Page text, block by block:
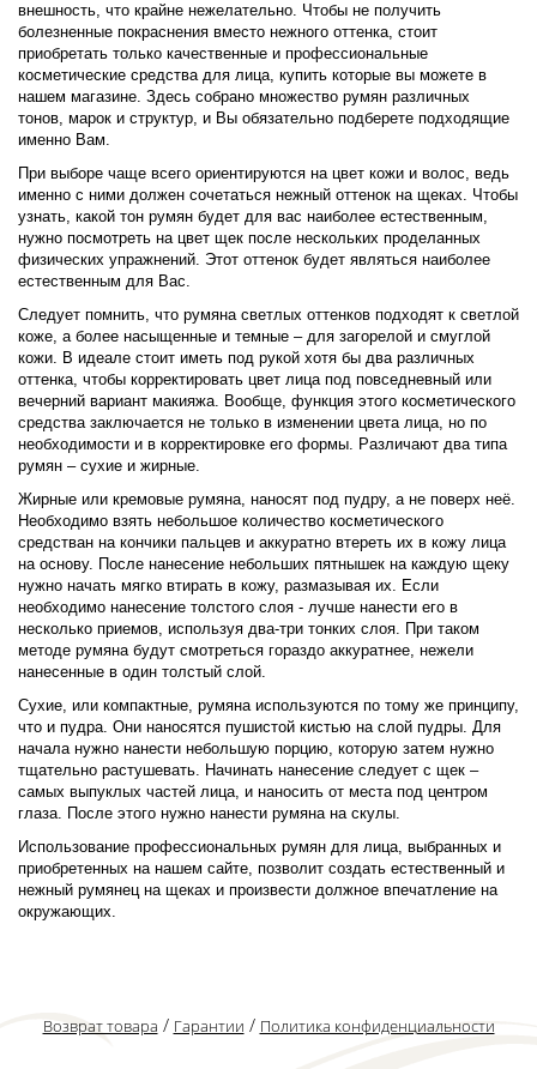
внешность, что крайне нежелательно. Чтобы не получить
болезненные покраснения вместо нежного оттенка, стоит
приобретать только качественные и профессиональные
косметические средства для лица, купить которые вы можете в
нашем магазине. Здесь собрано множество румян различных
тонов, марок и структур, и Вы обязательно подберете подходящие
именно Вам.
При выборе чаще всего ориентируются на цвет кожи и волос, ведь
именно с ними должен сочетаться нежный оттенок на щеках. Чтобы
узнать, какой тон румян будет для вас наиболее естественным,
нужно посмотреть на цвет щек после нескольких проделанных
физических упражнений. Этот оттенок будет являться наиболее
естественным для Вас.
Следует помнить, что румяна светлых оттенков подходят к светлой
коже, а более насыщенные и темные – для загорелой и смуглой
кожи. В идеале стоит иметь под рукой хотя бы два различных
оттенка, чтобы корректировать цвет лица под повседневный или
вечерний вариант макияжа. Вообще, функция этого косметического
средства заключается не только в изменении цвета лица, но по
необходимости и в корректировке его формы. Различают два типа
румян – сухие и жирные.
Жирные или кремовые румяна, наносят под пудру, а не поверх неё.
Необходимо взять небольшое количество косметического
средстван на кончики пальцев и аккуратно втереть их в кожу лица
на основу. После нанесение небольших пятнышек на каждую щеку
нужно начать мягко втирать в кожу, размазывая их. Если
необходимо нанесение толстого слоя - лучше нанести его в
несколько приемов, используя два-три тонких слоя. При таком
методе румяна будут смотреться гораздо аккуратнее, нежели
нанесенные в один толстый слой.
Сухие, или компактные, румяна используются по тому же принципу,
что и пудра. Они наносятся пушистой кистью на слой пудры. Для
начала нужно нанести небольшую порцию, которую затем нужно
тщательно растушевать. Начинать нанесение следует с щек –
самых выпуклых частей лица, и наносить от места под центром
глаза. После этого нужно нанести румяна на скулы.
Использование профессиональных румян для лица, выбранных и
приобретенных на нашем сайте, позволит создать естественный и
нежный румянец на щеках и произвести должное впечатление на
окружающих.
Возврат товара / Гарантии / Политика конфиденциальности